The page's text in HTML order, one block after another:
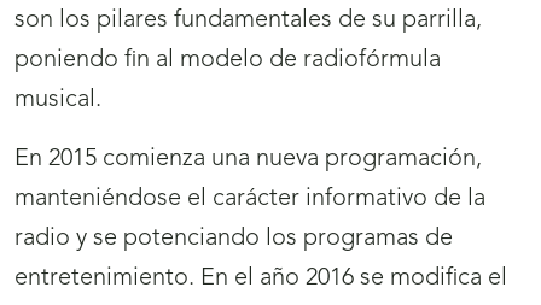
son los pilares fundamentales de su parrilla,
poniendo fin al modelo de radiofórmula
musical.
En 2015 comienza una nueva programación,
manteniéndose el carácter informativo de la
radio y se potenciando los programas de
entretenimiento. En el año 2016 se modifica el